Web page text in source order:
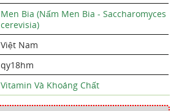
Men Bia (Nấm Men Bia - Saccharomyces
cerevisia)
Việt Nam
qy18hm
Vitamin Và Khoáng Chất